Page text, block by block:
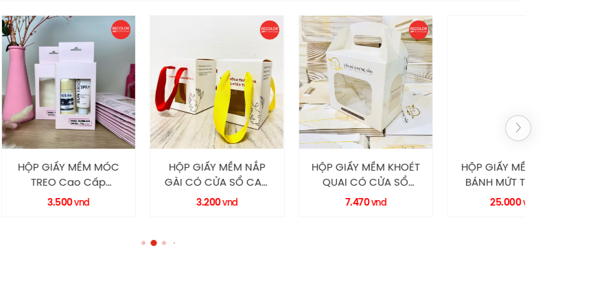
MỀM MÓC
Cấp
RECOLOR
HỘP GIẤY MỀM NẮP
GÀI CÓ CỬA SỔ CAO
HỘP GIẤY MỀM KHOÉT
QUAI CÓ CỬA SỔ
HM0044 RECOLOR
HỘP GIẤY MỀM ĐỰNG
BÁNH MỨT TẾT QUAI